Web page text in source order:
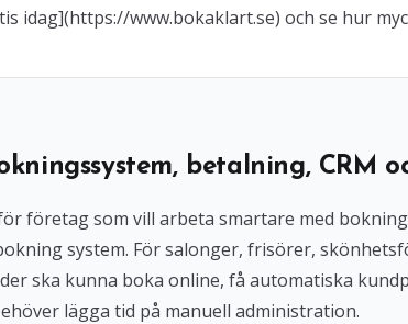
idag](https://www.bokaklart.se) och se hur
betalning, CRM
företag som vill arbeta smartare med
system. För salonger, frisörer,
ska kunna boka online, få automatiska
lägga tid på manuell administration.